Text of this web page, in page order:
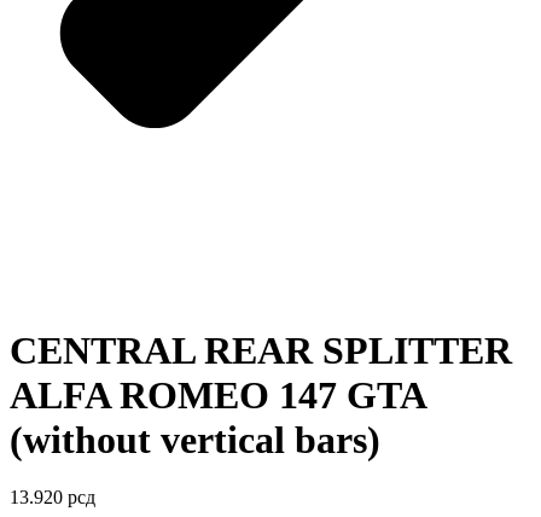
CENTRAL REAR SPLITTER
ALFA ROMEO 147 GTA
(without vertical bars)
13.920 рсд